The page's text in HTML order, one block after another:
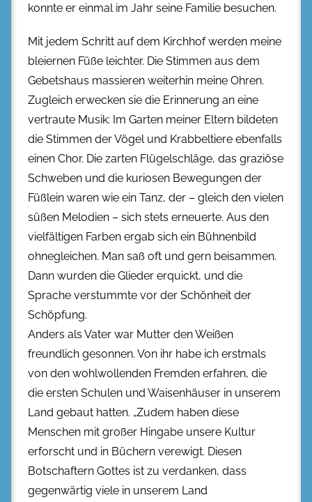
konnte er einmal im Jahr seine Familie besuchen.
Mit jedem Schritt auf dem Kirchhof werden meine
bleiernen Füße leichter. Die Stimmen aus dem
Gebetshaus massieren weiterhin meine Ohren.
Zugleich erwecken sie die Erinnerung an eine
vertraute Musik: Im Garten meiner Eltern bildeten
die Stimmen der Vögel und Krabbeltiere ebenfalls
einen Chor. Die zarten Flügelschläge, das graziöse
Schweben und die kuriosen Bewegungen der
Füßlein waren wie ein Tanz, der – gleich den vielen
süßen Melodien – sich stets erneuerte. Aus den
vielfältigen Farben ergab sich ein Bühnenbild
ohnegleichen. Man saß oft und gern beisammen.
Dann wurden die Glieder erquickt, und die
Sprache verstummte vor der Schönheit der
Schöpfung.
Anders als Vater war Mutter den Weißen
freundlich gesonnen. Von ihr habe ich erstmals
von den wohlwollenden Fremden erfahren, die
die ersten Schulen und Waisenhäuser in unserem
Land gebaut hatten. „Zudem haben diese
Menschen mit großer Hingabe unsere Kultur
erforscht und in Büchern verewigt. Diesen
Botschaftern Gottes ist zu verdanken, dass
gegenwärtig viele in unserem Land